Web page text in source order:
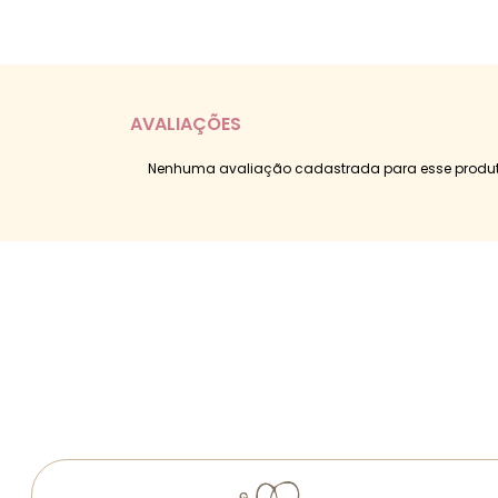
AVALIAÇÕES
Nenhuma avaliação cadastrada para esse